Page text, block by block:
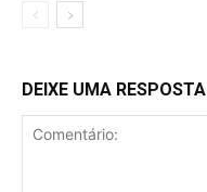
DEIXE UMA RESPOSTA